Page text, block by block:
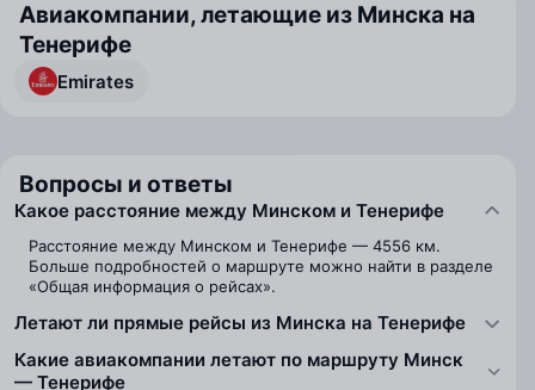
Авиакомпании, летающие из Минска на
Тенерифе
Emirates
Вопросы и ответы
Какое расстояние между Минском и Тенерифе
Расстояние между Минском и Тенерифе — 4556 км.
Больше подробностей о маршруте можно найти в разделе
«Общая информация о рейсах».
Летают ли прямые рейсы из Минска на Тенерифе
Какие авиакомпании летают по маршруту Минск
— Тенерифе